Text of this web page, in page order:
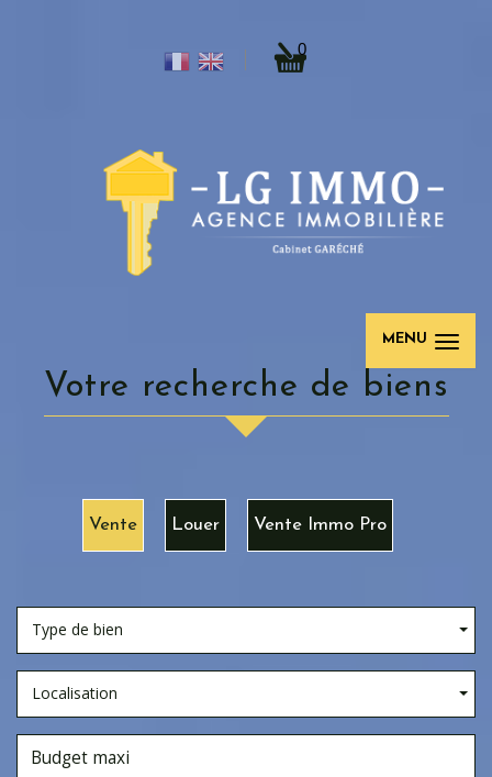
0
MENU
Votre recherche de biens
Vente Louer Vente Immo Pro
Type de bien
Localisation